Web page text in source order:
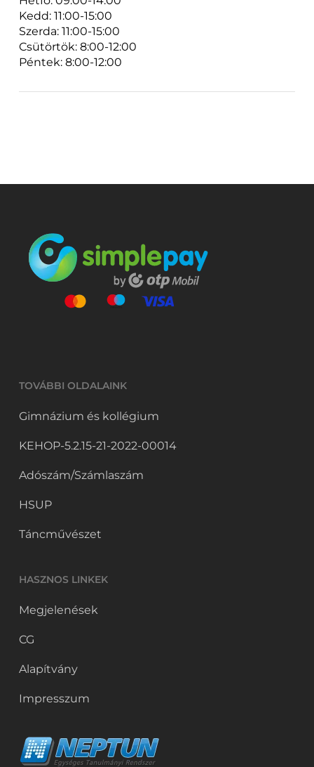
Kedd: 11:00-15:00
Szerda: 11:00-15:00
Csütörtök: 8:00-12:00
Péntek: 8:00-12:00
TOVÁBBI OLDALAINK
Gimnázium és kollégium
KEHOP-5.2.15-21-2022-00014
Adószám/Számlaszám
HSUP
Táncművészet
HASZNOS LINKEK
Megjelenések
CG
Alapítvány
Impresszum